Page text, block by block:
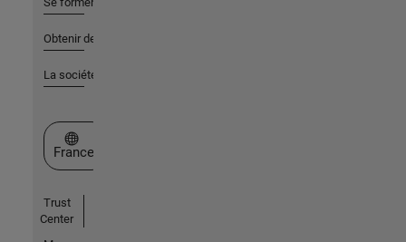
Obtenir de l'aide
La société
Sélectionner un site web
France
Trust
Center